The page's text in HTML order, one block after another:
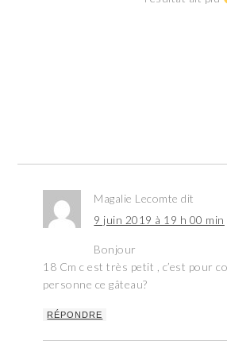
Magalie Lecomte dit
9 juin 2019 à 19 h 00 min
Bonjour
18 Cm c est très petit , c’est pour
personne ce gâteau?
RÉPONDRE